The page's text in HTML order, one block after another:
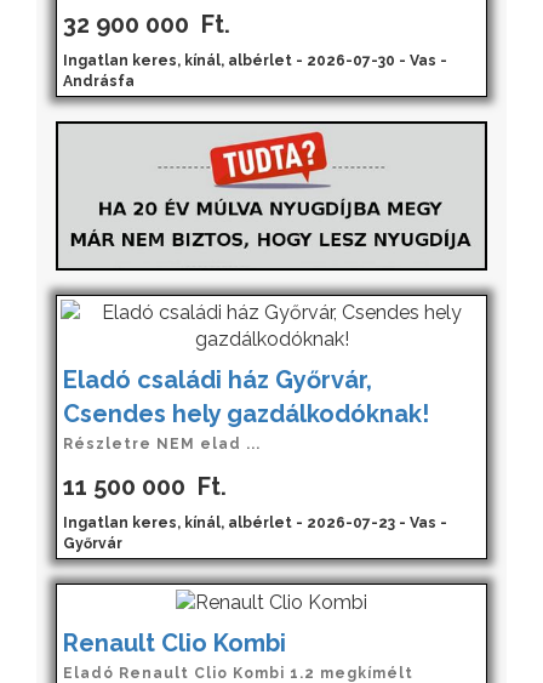
32 900 000 Ft.
Ingatlan keres, kínál, albérlet - 2026-07-30 - Vas -
Andrásfa
Eladó családi ház Győrvár,
Csendes hely gazdálkodóknak!
Részletre NEM elad ...
11 500 000 Ft.
Ingatlan keres, kínál, albérlet - 2026-07-23 - Vas -
Győrvár
Renault Clio Kombi
Eladó Renault Clio Kombi 1.2 megkímélt